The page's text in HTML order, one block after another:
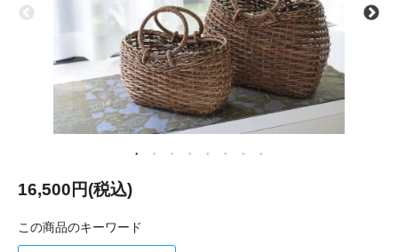
16,500円(税込)
この商品のキーワード